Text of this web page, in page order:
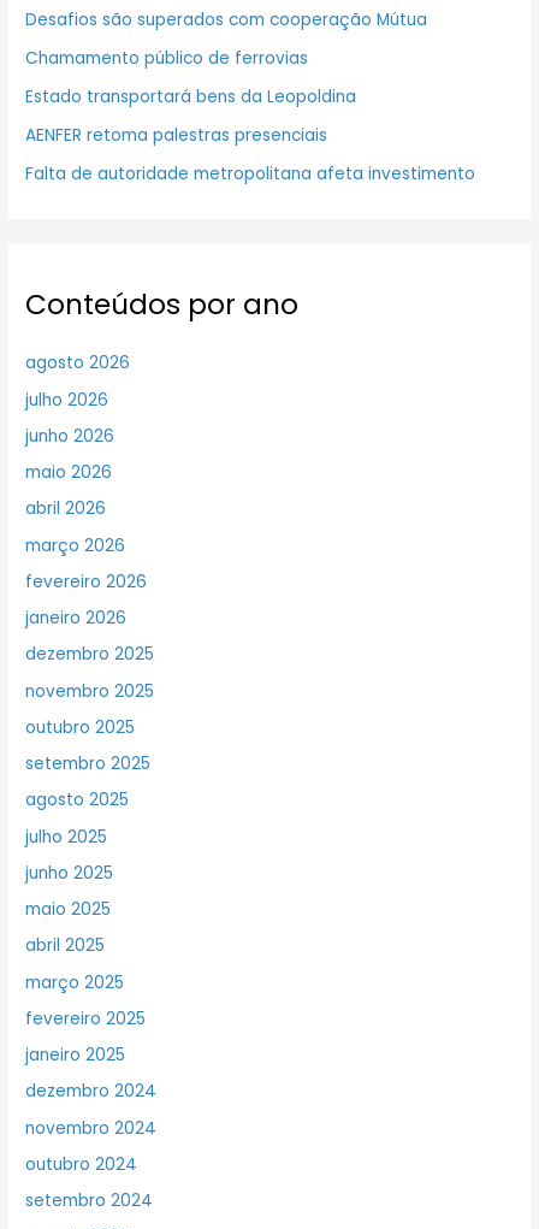
Desafios são superados com cooperação Mútua
Chamamento público de ferrovias
Estado transportará bens da Leopoldina
AENFER retoma palestras presenciais
Falta de autoridade metropolitana afeta investimento
Conteúdos por ano
agosto 2026
julho 2026
junho 2026
maio 2026
abril 2026
março 2026
fevereiro 2026
janeiro 2026
dezembro 2025
novembro 2025
outubro 2025
setembro 2025
agosto 2025
julho 2025
junho 2025
maio 2025
abril 2025
março 2025
fevereiro 2025
janeiro 2025
dezembro 2024
novembro 2024
outubro 2024
setembro 2024